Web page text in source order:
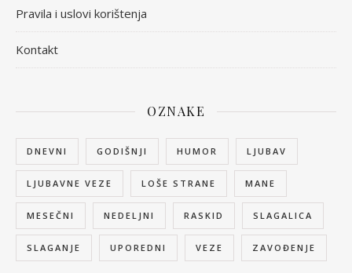
Pravila i uslovi korištenja
Kontakt
OZNAKE
DNEVNI GODIŠNJI HUMOR LJUBAV
LJUBAVNE VEZE LOŠE STRANE MANE
MESEČNI NEDELJNI RASKID SLAGALICA
SLAGANJE UPOREDNI VEZE ZAVOĐENJE